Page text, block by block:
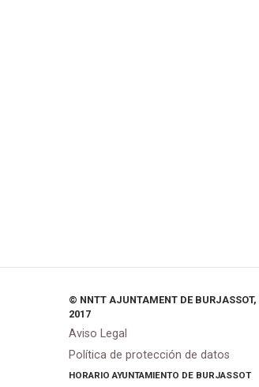
© NNTT AJUNTAMENT DE BURJASSOT,
2017
Aviso Legal
Política de protección de datos
HORARIO AYUNTAMIENTO DE BURJASSOT